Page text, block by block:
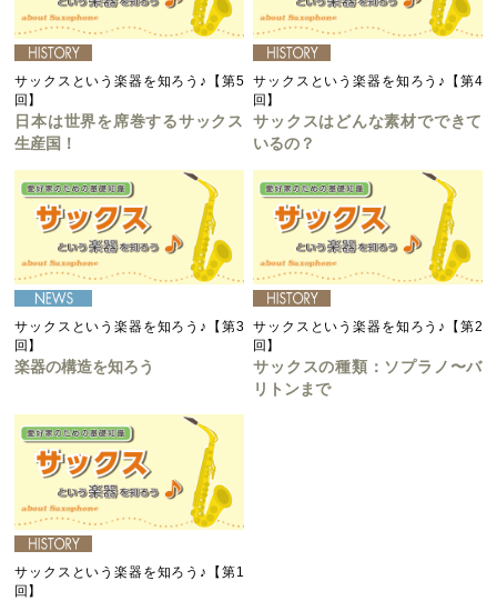
サックスという楽器を知ろう♪【第5
回】
日本は世界を席巻するサックス
生産国！
サックスという楽器を知ろう♪【第4
回】
サックスはどんな素材でできて
いるの？
サックスという楽器を知ろう♪【第3
回】
楽器の構造を知ろう
サックスという楽器を知ろう♪【第2
回】
サックスの種類：ソプラノ〜バ
リトンまで
サックスという楽器を知ろう♪【第1
回】